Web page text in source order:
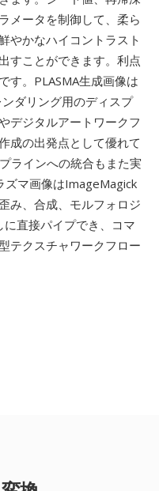
メータを制御して、柔ら
やかなハイコントラスト
すことができます。利点
す。PLASMA生成画像は
ダリング用のディスプ
デジタルアートワークフ
成の出発点として優れて
ラインへの統合もまた実
マ画像はImageMagick
み、合成、モルフォロジ
直接パイプでき、コマ
テクスチャワークフロー